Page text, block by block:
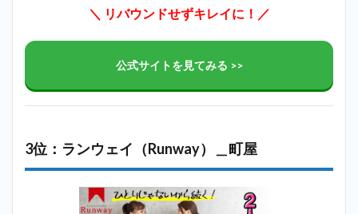
＼ リバウンドせずキレイに！／
公式サイトを見てみる >>
3位：ランウェイ（Runway）＿町屋